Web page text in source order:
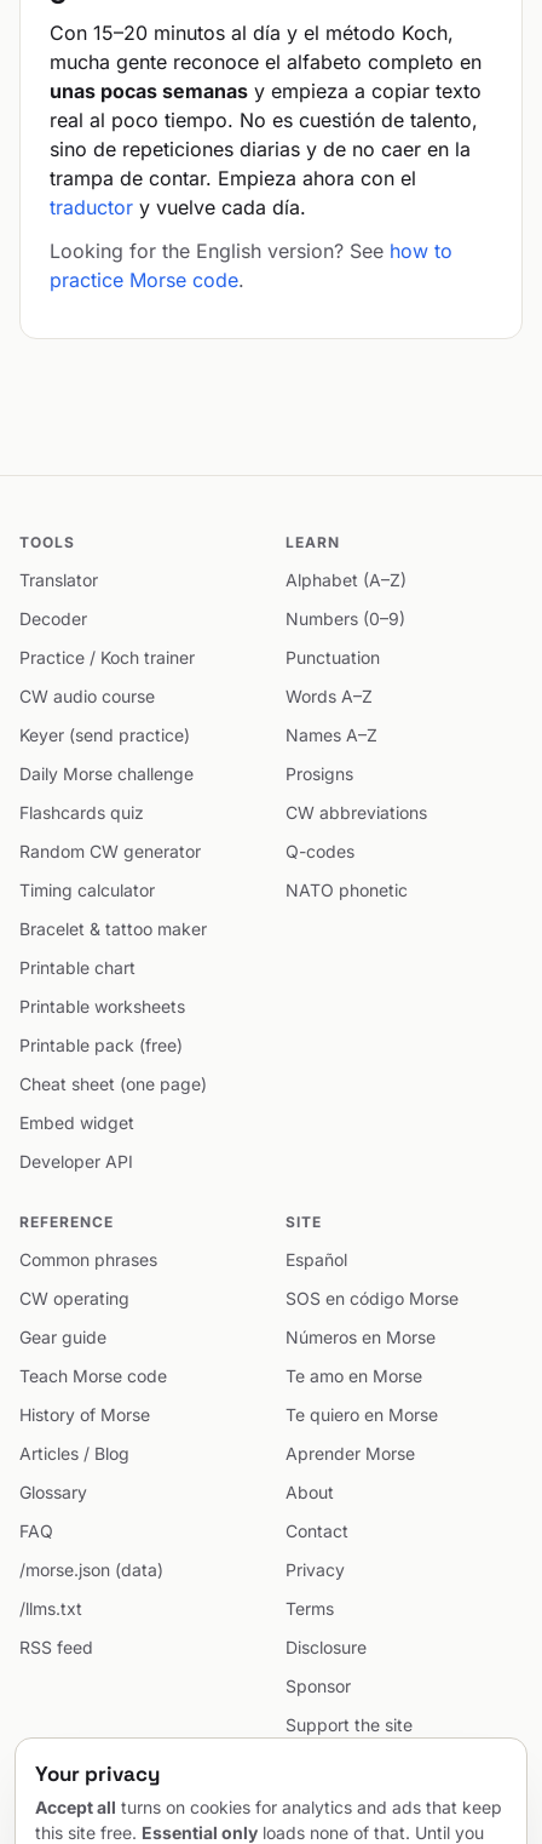
Con 15–20 minutos al día y el método Koch,
mucha gente reconoce el alfabeto completo en
unas pocas semanas y empieza a copiar texto
real al poco tiempo. No es cuestión de talento,
sino de repeticiones diarias y de no caer en la
trampa de contar. Empieza ahora con el
traductor y vuelve cada día.
Looking for the English version? See how to
practice Morse code.
TOOLS
Translator
Decoder
Practice / Koch trainer
CW audio course
Keyer (send practice)
Daily Morse challenge
Flashcards quiz
Random CW generator
Timing calculator
Bracelet & tattoo maker
Printable chart
Printable worksheets
Printable pack (free)
Cheat sheet (one page)
Embed widget
Developer API
LEARN
Alphabet (A–Z)
Numbers (0–9)
Punctuation
Words A–Z
Names A–Z
Prosigns
CW abbreviations
Q-codes
NATO phonetic
REFERENCE
Common phrases
CW operating
Gear guide
Teach Morse code
History of Morse
Articles / Blog
Glossary
FAQ
/morse.json (data)
/llms.txt
RSS feed
SITE
Español
SOS en código Morse
Números en Morse
Te amo en Morse
Te quiero en Morse
Aprender Morse
About
Contact
Privacy
Terms
Disclosure
Sponsor
Support the site
Sitemap
Your privacy
Accept all turns on cookies for analytics and ads that keep
this site free. Essential only loads none of that. Until you